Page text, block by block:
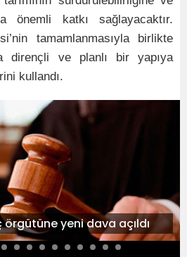
önemli katkı sağlayacaktır.
tamamlanmasıyla birlikte
dirençli ve planlı bir yapıya
kullandı.
yeni dava açıldı